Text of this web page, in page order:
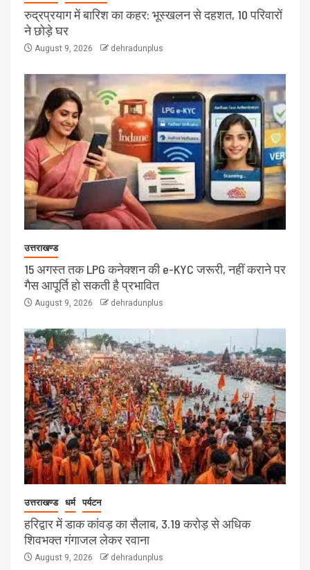
रुद्रप्रयाग में बारिश का कहर: भूस्खलन से दहशत, 10 परिवारों
ने छोड़े घर
August 9, 2026 dehradunplus
उत्तराखण्ड
15 अगस्त तक LPG कनेक्शन की e-KYC जरूरी, नहीं कराने पर
गैस आपूर्ति हो सकती है प्रभावित
August 9, 2026 dehradunplus
उत्तराखण्ड धर्म पर्यटन
हरिद्वार में डाक कांवड़ का सैलाब, 3.19 करोड़ से अधिक
शिवभक्त गंगाजल लेकर रवाना
August 9, 2026 dehradunplus